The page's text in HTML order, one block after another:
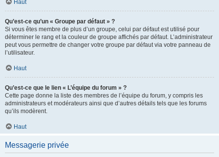
Haut
Qu’est-ce qu’un « Groupe par défaut » ?
Si vous êtes membre de plus d’un groupe, celui par défaut est utilisé pour
déterminer le rang et la couleur de groupe affichés par défaut. L’administrateur
peut vous permettre de changer votre groupe par défaut via votre panneau de
l’utilisateur.
Haut
Qu’est-ce que le lien « L’équipe du forum » ?
Cette page donne la liste des membres de l’équipe du forum, y compris les
administrateurs et modérateurs ainsi que d’autres détails tels que les forums
qu’ils modèrent.
Haut
Messagerie privée